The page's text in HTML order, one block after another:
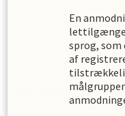
En
sprog,
af